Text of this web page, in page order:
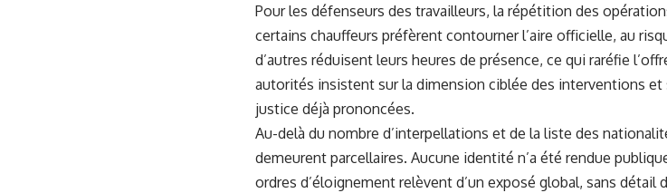
Pour les défenseurs des travailleurs, la répétition des
certains chauffeurs préfèrent contourner l’aire officielle, au
d’autres réduisent leurs heures de présence, ce qui raréfie
autorités insistent sur la dimension ciblée des interventions et
justice déjà prononcées.
Au-delà du nombre d’interpellations et de la liste des
demeurent parcellaires. Aucune identité n’a été rendue
ordres d’éloignement relèvent d’un exposé global, sans détail